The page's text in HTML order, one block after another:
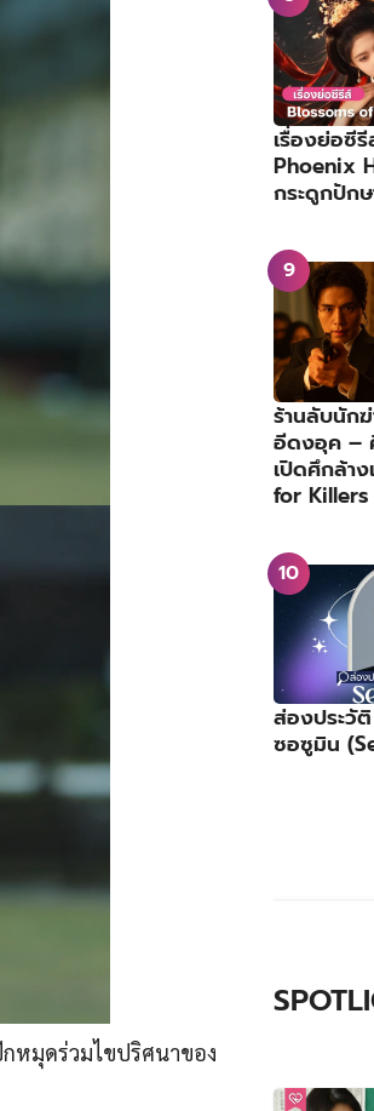
หมุดร่วมไขปริศนาของ
เรื่องย่อซี
Phoenix
กระดูกปัก
ร้านลับนัก
อีดงอุค –
เปิดศึกล้า
for
ส่องประวั
ซอซูมิน